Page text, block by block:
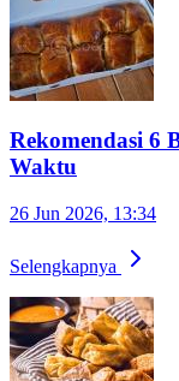
Rekomendasi 6
Waktu
26 Jun 2026, 13:34
Selengkapnya